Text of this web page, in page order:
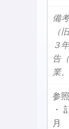
備
（
３
告
業。
参照
・
月